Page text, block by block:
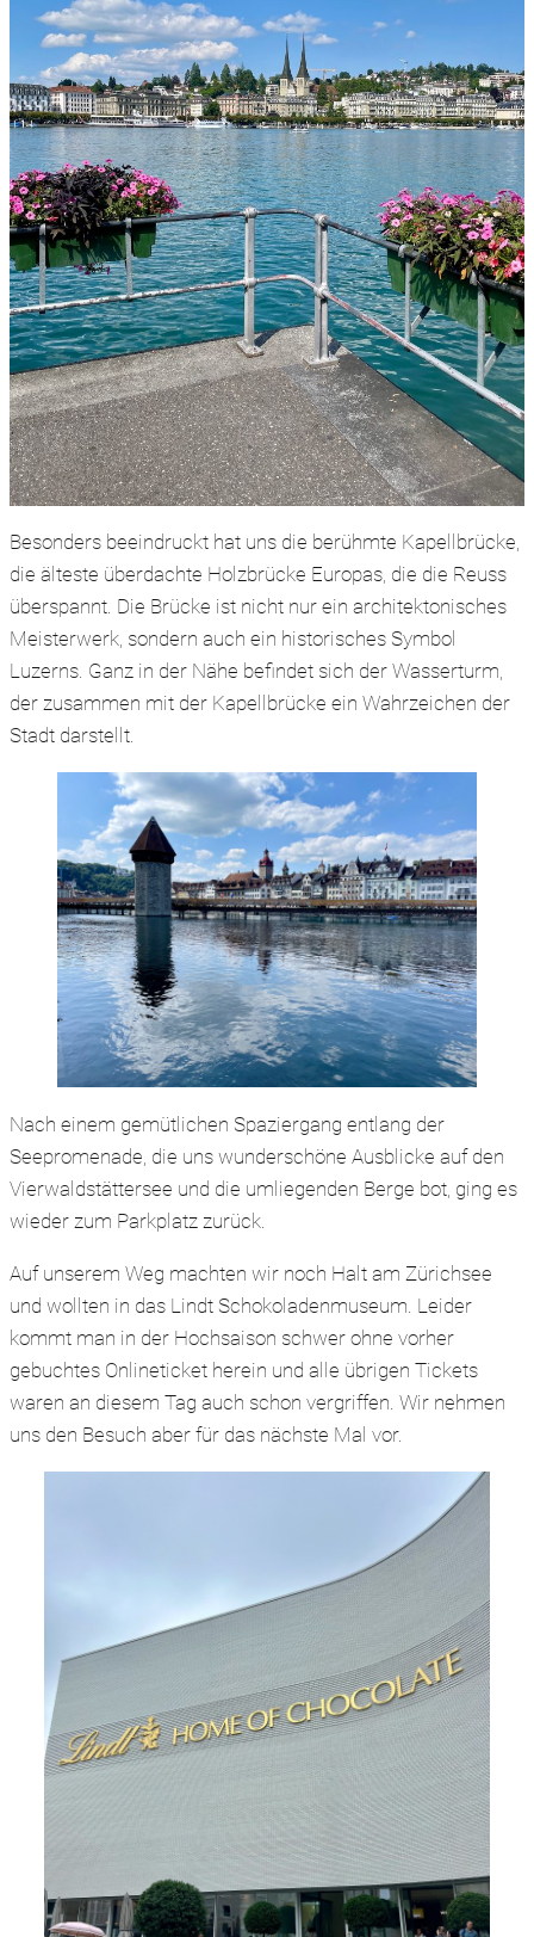
Besonders beeindruckt hat uns die berühmte Kapellbrücke,
die älteste überdachte Holzbrücke Europas, die die Reuss
überspannt. Die Brücke ist nicht nur ein architektonisches
Meisterwerk, sondern auch ein historisches Symbol
Luzerns. Ganz in der Nähe befindet sich der Wasserturm,
der zusammen mit der Kapellbrücke ein Wahrzeichen der
Stadt darstellt.
Nach einem gemütlichen Spaziergang entlang der
Seepromenade, die uns wunderschöne Ausblicke auf den
Vierwaldstättersee und die umliegenden Berge bot, ging es
wieder zum Parkplatz zurück.
Auf unserem Weg machten wir noch Halt am Zürichsee
und wollten in das Lindt Schokoladenmuseum. Leider
kommt man in der Hochsaison schwer ohne vorher
gebuchtes Onlineticket herein und alle übrigen Tickets
waren an diesem Tag auch schon vergriffen. Wir nehmen
uns den Besuch aber für das nächste Mal vor.